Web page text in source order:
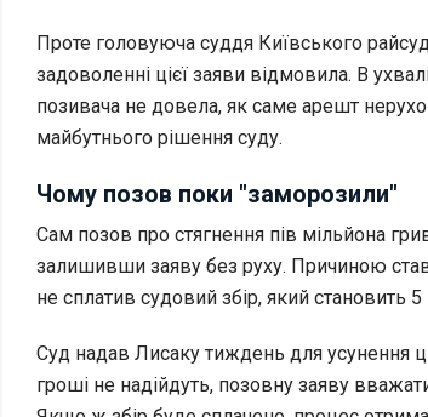
Проте головуюча суддя Київського
задоволенні цієї заяви відмовила. В
позивача не довела, як саме арешт
майбутнього рішення суду.
Чому позов поки "заморозили"
Сам позов про стягнення пів мільйона
залишивши заяву без руху. Причиною
не сплатив судовий збір, який становить 5
Суд надав Лисаку тиждень для усунення
гроші не надійдуть, позовну заяву